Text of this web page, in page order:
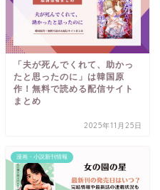
「夫が死んでくれて、助かっ
たと思ったのに」は韓国原
作！無料で読める配信サイト
まとめ
2025年11月25日
漫画・小説新刊情報